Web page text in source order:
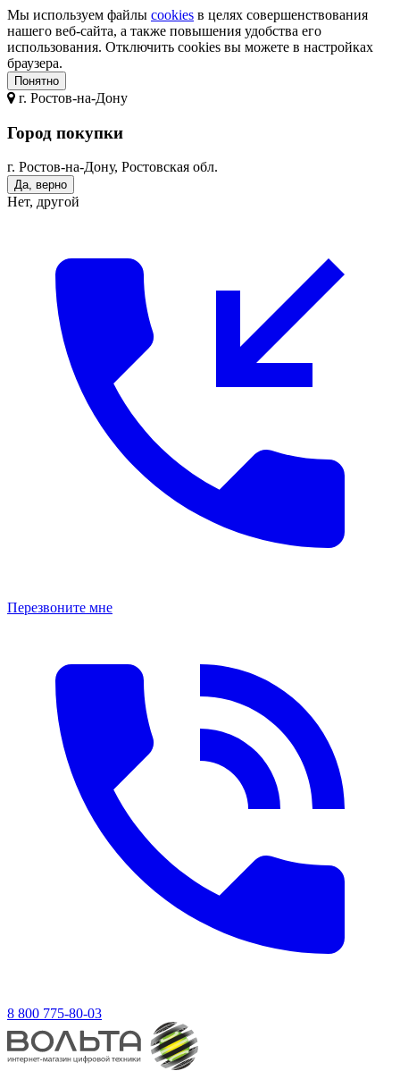
Мы используем файлы cookies в целях совершенствования
нашего веб-сайта, а также повышения удобства его
использования. Отключить cookies вы можете в настройках
браузера.
Понятно
г. Ростов-на-Дону
Город покупки
г. Ростов-на-Дону, Ростовская обл.
Да, верно
Нет, другой
Перезвоните мне
8 800 775-80-03